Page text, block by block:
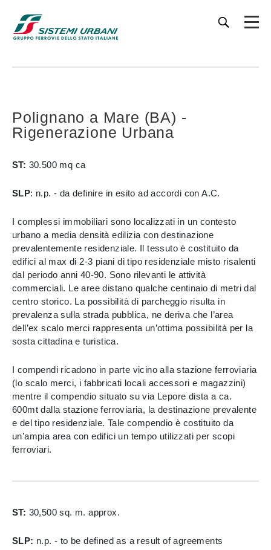
Polignano a Mare (BA) -
Rigenerazione Urbana
ST: 30.500 mq ca
SLP: n.p. - da definire in esito ad accordi con A.C.
I complessi immobiliari sono localizzati in un contesto
urbano a media densità edilizia con destinazione
prevalentemente residenziale. Il tessuto è costituito da
edifici al max di 2-3 piani di tipo residenziale misto risalenti
dal periodo anni 40-90. Sono rilevanti le attività
commerciali. Le aree distano qualche centinaio di metri dal
centro storico. La possibilità di parcheggio risulta in
prevalenza sulla strada pubblica, ne deriva che l’area
dell’ex scalo merci rappresenta un’ottima possibilità per la
sosta cittadina e turistica.
I compendi ricadono in parte vicino alla stazione ferroviaria
(lo scalo merci, i fabbricati locali accessori e magazzini)
mentre il compendio situato su via Lepore dista a ca.
600mt dalla stazione ferroviaria, la destinazione prevalente
e del tipo residenziale. Tale compendio è costituito da
un’ampia area con edifici un tempo utilizzati per scopi
ferroviari.
ST: 30,500 sq. m. approx.
SLP: n.p. - to be defined as a result of agreements